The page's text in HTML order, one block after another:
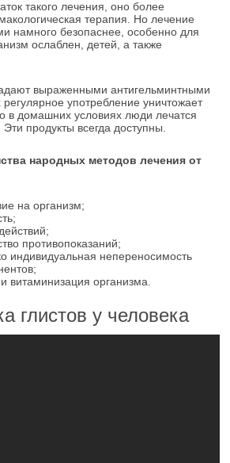
такого лечения, оно более
терапия. Но лечение
намного безопаснее, особенно для
ослаблен, детей, а также
выраженными антигельминтными
употребление уничтожает
в домашних условиях люди лечатся
продукты всегда доступны.
народных методов лечения от
на организм;
противопоказаний;
индивидуальная непереносимость
витаминизация организма.
глистов у человека